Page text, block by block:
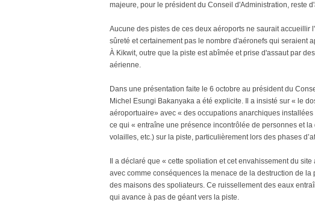
majeure, pour le président du Conseil d'Administration, reste
Aucune des pistes de ces deux aéroports ne saurait
sûreté et certainement pas le nombre d'aéronefs qui seraient
À Kikwit, outre que la piste est abîmée et prise d'assaut par
aérienne.
Dans une présentation faite le 6 octobre au président du
Michel Esungi Bakanyaka a été explicite. Il a insisté sur « le
aéroportuaire» avec « des occupations anarchiques
ce qui « entraîne une présence incontrôlée de personnes et
volailles, etc.) sur la piste, particulièrement lors des phases
Il a déclaré que « cette spoliation et cet envahissement du
avec comme conséquences la menace de la destruction de
des maisons des spoliateurs. Ce ruissellement des eaux
qui avance à pas de géant vers la piste.